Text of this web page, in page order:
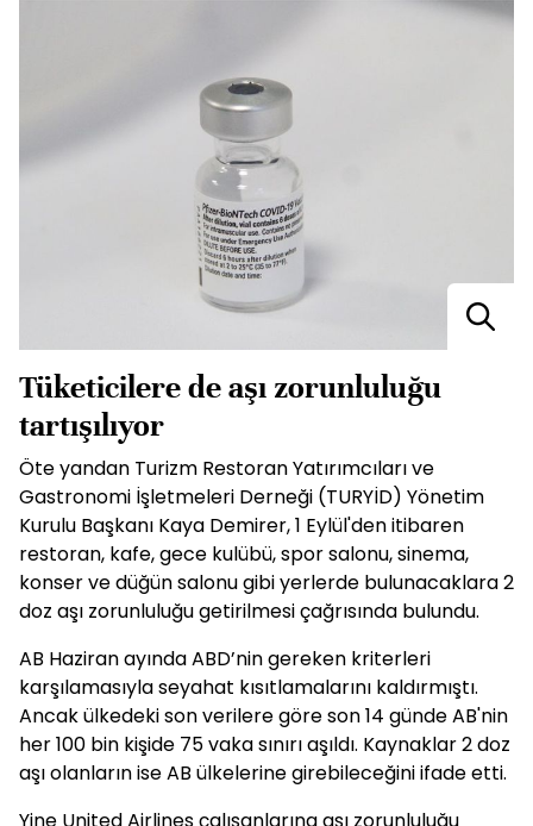
Tüketicilere de aşı zorunluluğu
tartışılıyor
Öte yandan Turizm Restoran Yatırımcıları ve
Gastronomi İşletmeleri Derneği (TURYİD) Yönetim
Kurulu Başkanı Kaya Demirer, 1 Eylül'den itibaren
restoran, kafe, gece kulübü, spor salonu, sinema,
konser ve düğün salonu gibi yerlerde bulunacaklara 2
doz aşı zorunluluğu getirilmesi çağrısında bulundu.
AB Haziran ayında ABD’nin gereken kriterleri
karşılamasıyla seyahat kısıtlamalarını kaldırmıştı.
Ancak ülkedeki son verilere göre son 14 günde AB'nin
her 100 bin kişide 75 vaka sınırı aşıldı. Kaynaklar 2 doz
aşı olanların ise AB ülkelerine girebileceğini ifade etti.